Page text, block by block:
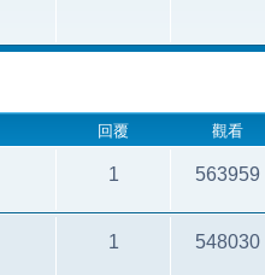
回覆 觀看
1 563959
1 548030